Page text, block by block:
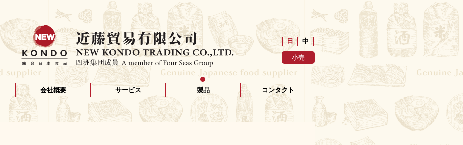
日 中
小売
会社概要 サービス 製品 コンタクト